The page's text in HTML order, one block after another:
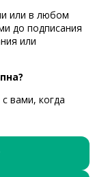
или в любом
до подписания
или
вами, когда